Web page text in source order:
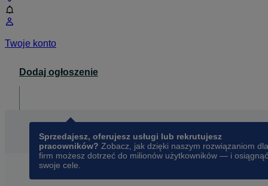
Twoje konto
Dodaj ogłoszenie
Sprzedajesz, oferujesz usługi lub rekrutujesz
pracowników? Zobacz, jak dzięki naszym rozwiązaniom dla
firm możesz dotrzeć do milionów użytkowników — i osiągnąć
swoje cele.